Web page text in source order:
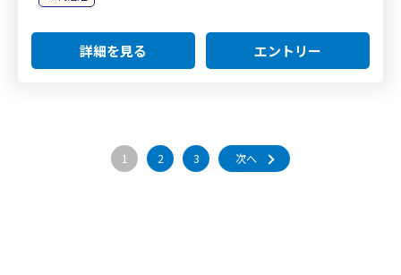
詳細を見る エントリー
1 2 3 次へ